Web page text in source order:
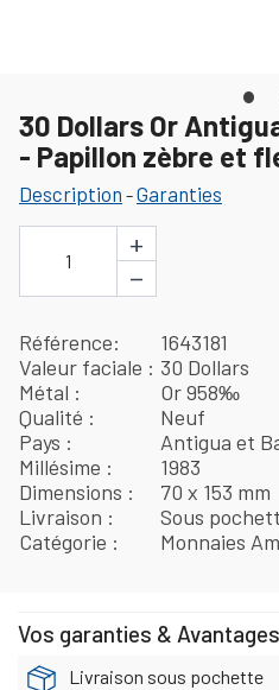
30 Dollars Or
- Papillon zèbre et
Description -Garanties
1
+
−
Référence
1643181
Valeur faciale
30 Dollars
Métal
Or 958‰
Qualité
Neuf
Pays
Antigua et
Millésime
1983
Dimensions
70 x 153 mm
Livraison
Sous
Catégorie
Monnaies
Vos garanties &
Livraison sous pochette